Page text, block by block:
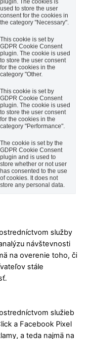
plugin. The cookies is
used to store the user
consent for the cookies in
the category "Necessary".
This cookie is set by
GDPR Cookie Consent
plugin. The cookie is used
to store the user consent
for the cookies in the
category "Other.
This cookie is set by
GDPR Cookie Consent
plugin. The cookie is used
to store the user consent
for the cookies in the
category "Performance".
The cookie is set by the
GDPR Cookie Consent
plugin and is used to
store whether or not user
has consented to the use
of cookies. It does not
store any personal data.
služby
návštevnosti
na overenie toho, či
stále
služieb
a Facebook Pixel
a teda najmä na